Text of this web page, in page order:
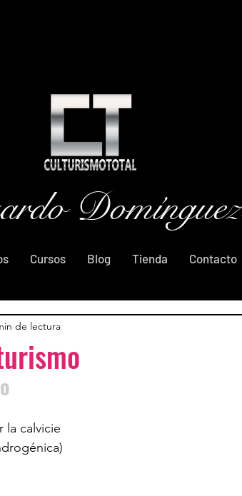
Domínguez
Cursos Blog Tienda Contacto
de lectura
la calvicie